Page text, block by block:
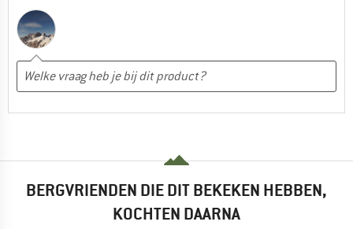
BERGVRIENDEN DIE DIT BEKEKEN HEBBEN,
KOCHTEN DAARNA